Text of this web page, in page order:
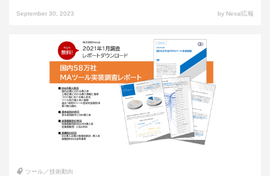
September 30, 2023 by Nexal広報
ツール／技術動向